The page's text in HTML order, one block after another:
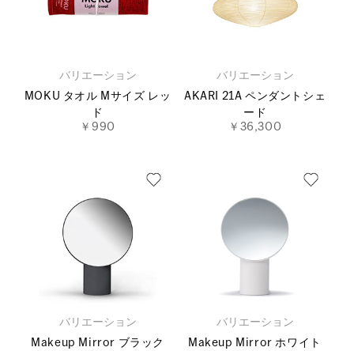
バリエーション
MOKU タオル Mサイズ レッ
ド
￥990
バリエーション
AKARI 21A ペンダントシェ
ード
￥36,300
バリエーション
Makeup Mirror ブラック
バリエーション
Makeup Mirror ホワイト